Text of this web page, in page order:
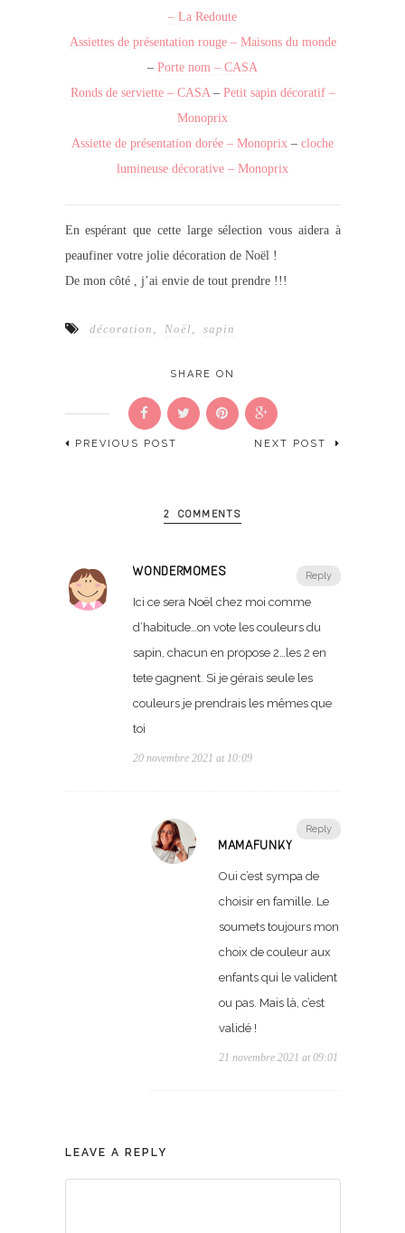
– La Redoute
Assiettes de présentation rouge – Maisons du monde
– Porte nom – CASA
Ronds de serviette – CASA– Petit sapin décoratif –
Monoprix
Assiette de présentation dorée – Monoprix – cloche
lumineuse décorative – Monoprix
En espérant que cette large sélection vous aidera à
peaufiner votre jolie décoration de Noël !
De mon côté , j’ai envie de tout prendre !!!
décoration , Noël , sapin
SHARE ON
PREVIOUS POST NEXT POST
2 COMMENTS
Reply
WONDERMOMES
Ici ce sera Noël chez moi comme
d’habitude…on vote les couleurs du
sapin, chacun en propose 2…les 2 en
tete gagnent. Si je gérais seule les
couleurs je prendrais les mêmes que
toi
20 novembre 2021 at 10:09
Reply
MAMAFUNKY
Oui c’est sympa de
choisir en famille. Le
soumets toujours mon
choix de couleur aux
enfants qui le valident
ou pas. Mais là, c’est
validé !
21 novembre 2021 at 09:01
LEAVE A REPLY